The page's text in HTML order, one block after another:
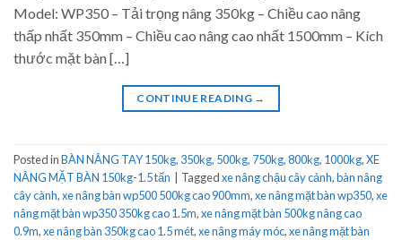
Model: WP350 – Tải trọng nâng 350kg – Chiều cao nâng
thấp nhất 350mm – Chiều cao nâng cao nhất 1500mm – Kích
thước mặt bàn […]
CONTINUE READING →
Posted inBÀN NÂNG TAY 150kg, 350kg, 500kg, 750kg, 800kg, 1000kg,XE
NÂNG MẶT BÀN 150kg-1.5 tấn
Taggedxe nâng chậu cây cảnh,bàn nâng
cây cành,xe nâng bàn wp500 500kg cao 900mm,xe nâng mặt bàn wp350,xe
nâng mặt bàn wp350 350kg cao 1.5m,xe nâng mặt bàn 500kg nâng cao
0.9m,xe nâng bàn 350kg cao 1.5 mét,xe nâng máy móc,xe nâng mặt bàn